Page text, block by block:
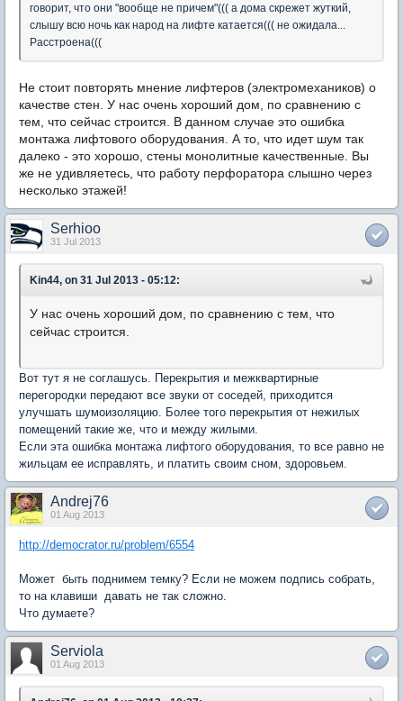
говорит, что они "вообще не причем"((( а дома скрежет жуткий,
слышу всю ночь как народ на лифте катается((( не ожидала...
Расстроена(((
Не стоит повторять мнение лифтеров (электромехаников) о
качестве стен. У нас очень хороший дом, по сравнению с
тем, что сейчас строится. В данном случае это ошибка
монтажа лифтового оборудования. А то, что идет шум так
далеко - это хорошо, стены монолитные качественные. Вы
же не удивляетесь, что работу перфоратора слышно через
несколько этажей!
Serhioo
31 Jul 2013
Kin44, on 31 Jul 2013 - 05:12:
У нас очень хороший дом, по сравнению с тем, что
сейчас строится.
Вот тут я не соглашусь. Перекрытия и межквартирные
перегородки передают все звуки от соседей, приходится
улучшать шумоизоляцию. Более того перекрытия от нежилых
помещений такие же, что и между жилыми.
Если эта ошибка монтажа лифтого оборудования, то все равно не
жильцам ее исправлять, и платить своим сном, здоровьем.
Andrej76
01 Aug 2013
http://democrator.ru/problem/6554
Может быть поднимем темку? Если не можем подпись собрать,
то на клавиши давать не так сложно.
Что думаете?
Serviola
01 Aug 2013